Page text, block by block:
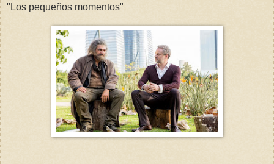
"Los pequeños momentos"